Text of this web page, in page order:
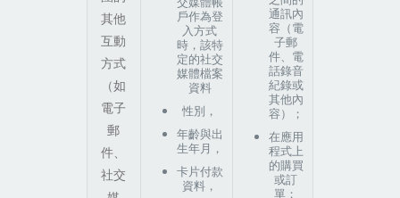
其他
互動
方式
（如
電子
郵
件、
社交
戶作為登
入方式
時，該特
定的社交
媒體檔案
資料
性別，
年齡與出
生年月，
卡片付款
資料，
通訊內
容（電
子郵
件、電
話錄音
紀錄或
其他內
容）；
在應用
程式上
的購買
或訂
單；